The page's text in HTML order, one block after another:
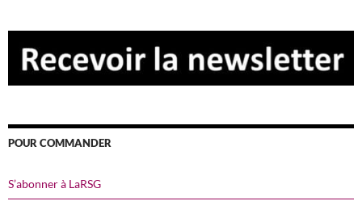
POUR COMMANDER
S’abonner à LaRSG